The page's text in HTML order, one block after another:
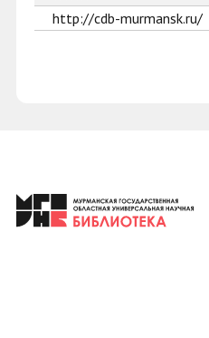
http://cdb-murmansk.ru/